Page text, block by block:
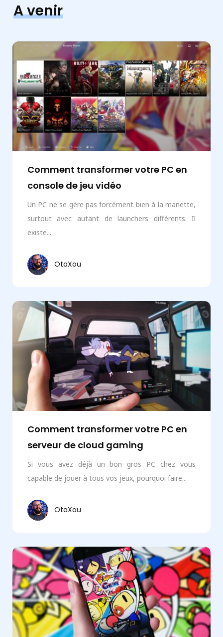
A venir
Comment transformer votre PC en
console de jeu vidéo
Un PC ne se gère pas forcément bien à la manette,
surtout avec autant de launchers différents. Il
existe...
OtaXou
Comment transformer votre PC en
serveur de cloud gaming
Si vous avez déjà un bon gros PC chez vous
capable de jouer à tous vos jeux, pourquoi faire...
OtaXou